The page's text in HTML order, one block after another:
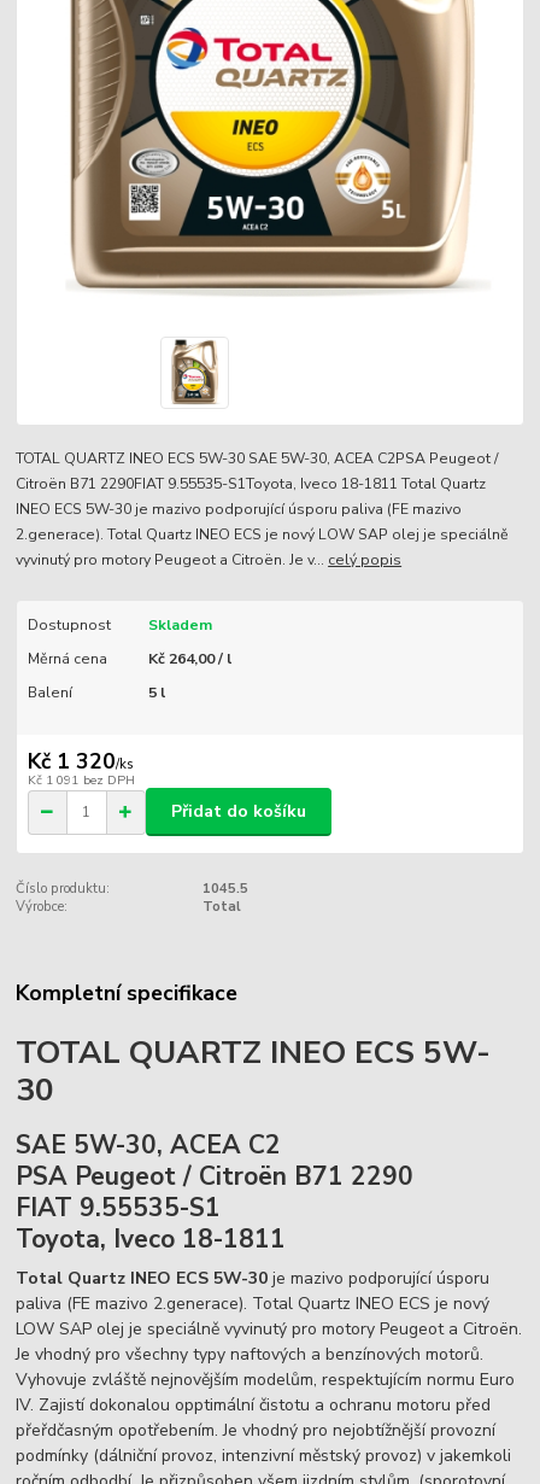
TOTAL QUARTZ INEO ECS 5W-30 SAE 5W-30, ACEA C2PSA Peugeot /
Citroën B71 2290FIAT 9.55535-S1Toyota, Iveco 18-1811 Total Quartz
INEO ECS 5W-30 je mazivo podporující úsporu paliva (FE mazivo
2.generace). Total Quartz INEO ECS je nový LOW SAP olej je speciálně
vyvinutý pro motory Peugeot a Citroën. Je v... celý popis
Dostupnost
Skladem
Měrná cena
Kč 264,00 / l
Balení
5 l
Kč 1 320/ks
Kč 1 091 bez DPH
Přidat do košíku
Číslo produktu:
1045.5
Výrobce:
Total
Kompletní specifikace
TOTAL QUARTZ INEO ECS 5W-
30
SAE 5W-30, ACEA C2
PSA Peugeot / Citroën B71 2290
FIAT 9.55535-S1
Toyota, Iveco 18-1811
Total Quartz INEO ECS 5W-30 je mazivo podporující úsporu
paliva (FE mazivo 2.generace). Total Quartz INEO ECS je nový
LOW SAP olej je speciálně vyvinutý pro motory Peugeot a Citroën.
Je vhodný pro všechny typy naftových a benzínových motorů.
Vyhovuje zvláště nejnovějším modelům, respektujícím normu Euro
IV. Zajistí dokonalou opptimální čistotu a ochranu motoru před
přeřdčasným opotřebením. Je vhodný pro nejobtížnější provozní
podmínky (dálniční provoz, intenzivní městský provoz) v jakemkoli